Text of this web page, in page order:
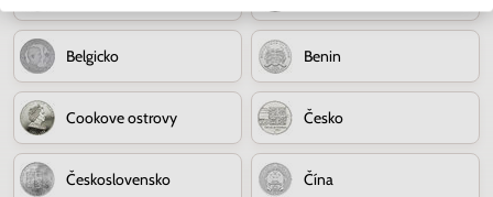
Belgicko Benin
Cookove ostrovy Česko
Československo Čína